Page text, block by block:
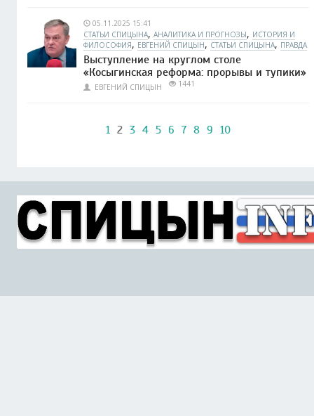
05.11.2025 15:41
СТАТЬИ СПИЦЫНА, АНАЛИТИКА И ПРОГНОЗЫ, ИСТОРИЯ И
ФИЛОСОФИЯ,ЕВГЕНИЙ СПИЦЫН,СТАТЬИ СПИЦЫНА,ПРАВДА
Выступление на круглом столе
«Косыгинская реформа: прорывы и тупики»
ЕВГЕНИЙ СПИЦЫН 1441
1 2 3 4 5 6 7 8 9 10